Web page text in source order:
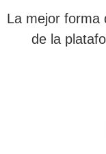
La mejor forma
de la